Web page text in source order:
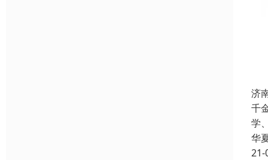
济
千
学
华
21-